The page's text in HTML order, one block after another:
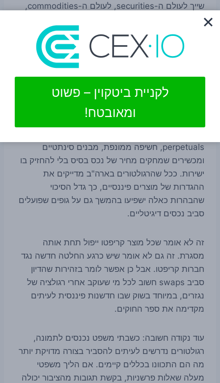
שייך לעולם ה-securities, לעולם ה-commodities,
משליך ישירות על טוקנים, DeFi או בורסות קריפטו,
אבל הוא בהחלט חלק מאותו מאבק גבולות שמגדיר
את השוק.
למה זה מעניין את שוק הקריפטו
שוק הקריפטו לא בנוי רק על מסחר ספוט. יש בו גם
perpetuals, חשיפה ממונפת, מבנים סינתטיים
ומכשירים שמחקים מחיר של נכס בסיס בלי להחזיק בו
ישירות. ככל שהרגולטורים בארה"ב מדייקים את
ההגדרות של מוצרים פיננסיים, כך גדל הסיכוי
שהבהרות כאלה ישפיעו בהמשך גם על גופים שפועלים
סביב נכסים דיגיטליים.
זה לא אומר שכל מוצר קריפטו ייפול תחת אותה
מסגרת. זה גם לא אומר שיש כרגע החלטה חדשה נגד
חברות קריפטו. אבל כן אפשר לומר בזהירות שהדיון
סביב swaps חשוב לכל מי שעוקב אחרי רגולציה של
נגזרים, במיוחד בשוק שבו חדשנות פיננסית לעיתים
מקדימה את ספר החוקים.
עוד נקודה חשובה: כשבתי משפט נכנסים לתמונה,
רגולטורים נדרשים לעיתים להסביר בצורה מדויקת יותר
מה הם התכוונו בכללים קיימים. אם הליך משפטי
מעלה שאלות פרשניות, בקשת תגובות מהציבור יכולה
לקניית ביטקוין – פשוט
ומאובטח!